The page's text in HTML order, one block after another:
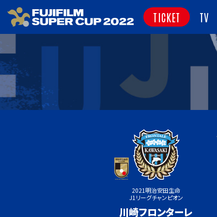
TICKET TV
2021明治安田生命
J1リーグチャンピオン
川崎フロンターレ